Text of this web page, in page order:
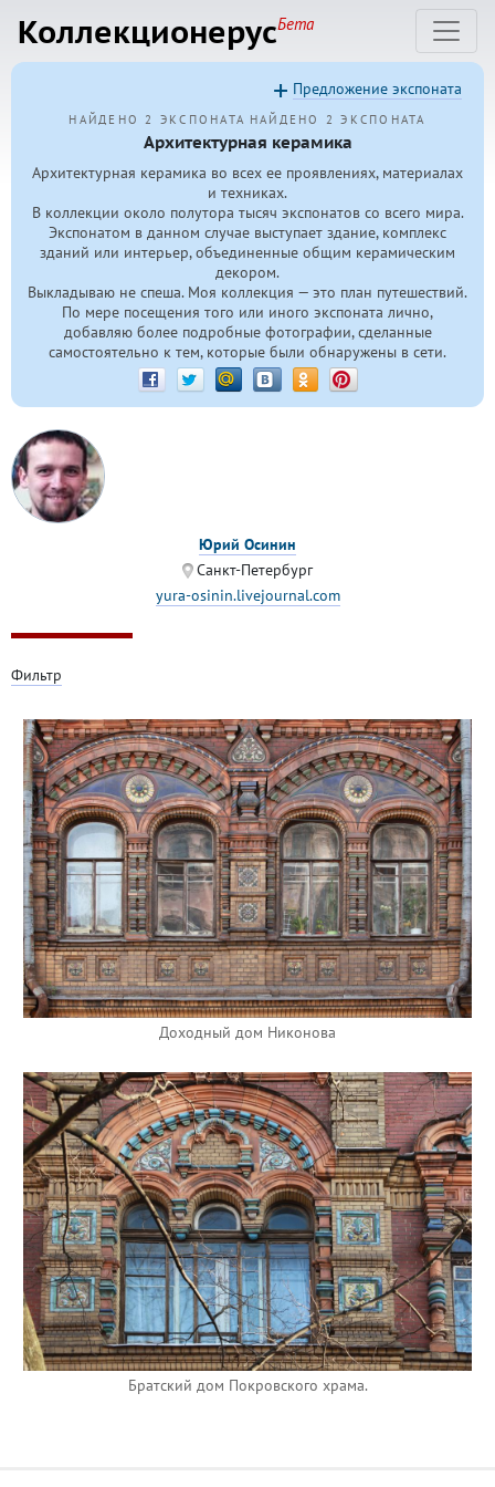
КоллекционерусБета
НАЙДЕНО 2 ЭКСПОНАТА НАЙДЕНО 2 ЭКСПОНАТА
Архитектурная керамика
Архитектурная керамика во всех ее проявлениях, материалах
и техниках.
В коллекции около полутора тысяч экспонатов со всего мира.
Экспонатом в данном случае выступает здание, комплекс
зданий или интерьер, объединенные общим керамическим
декором.
Выкладываю не спеша. Моя коллекция — это план путешествий.
По мере посещения того или иного экспоната лично,
добавляю более подробные фотографии, сделанные
самостоятельно к тем, которые были обнаружены в сети.
Предложение экспоната
Юрий Осинин
Санкт-Петербург
yura-osinin.livejournal.com
Доходный дом Никонова
Братский дом Покровского храма.
Фильтр